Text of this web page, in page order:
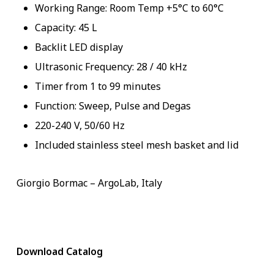
Working Range: Room Temp +5°C to 60°C
Capacity: 45 L
Backlit LED display
Ultrasonic Frequency: 28 / 40 kHz
Timer from 1 to 99 minutes
Function: Sweep, Pulse and Degas
220-240 V, 50/60 Hz
Included stainless steel mesh basket and lid
Giorgio Bormac – ArgoLab, Italy
Download Catalog